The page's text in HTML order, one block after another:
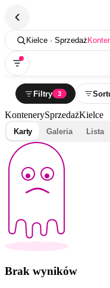
Kielce · Sprzedaż
Filtry 3
KontenerySprzedażKielce
Karty Galeria Lista
Brak wyników